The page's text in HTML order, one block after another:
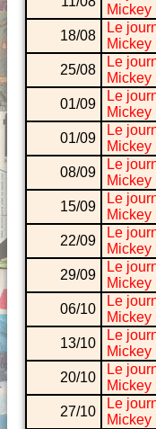
Mickey
18/08
Le
Mickey
25/08
Le
Mickey
01/09
Le
Mickey
01/09
Le
Mickey
08/09
Le
Mickey
15/09
Le
Mickey
22/09
Le
Mickey
29/09
Le
Mickey
06/10
Le
Mickey
13/10
Le
Mickey
20/10
Le
Mickey
27/10
Le
Mickey